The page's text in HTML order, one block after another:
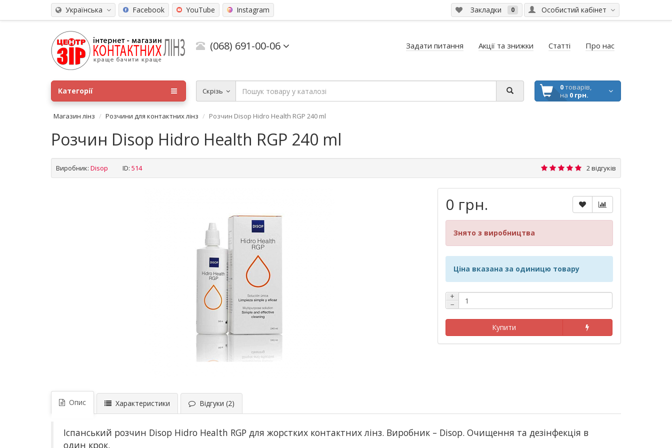
Українська Особистий кабінет
Закладки 0
Facebook YouTube Instagram
(068) 691-00-06 Задати питання Акції та знижки Статті Про нас
Скрізь 0товарів,
на 0 грн.
Категорії
Магазин лінз Розчини для контактних лінз Розчин Disop Hidro Health RGP 240 ml
Розчин Disop Hidro Health RGP 240 ml
Виробник: Disop ID: 514 2 відгуків
0 грн.
Знято з виробництва
Ціна вказана за одиницю товару
+
−
Купити
Опис Характеристики Відгуки (2)
Іспанський розчин Disop Hidro Health RGP для жорстких контактних лінз. Виробник – Disop. Очищення та дезінфекція в
один крок.